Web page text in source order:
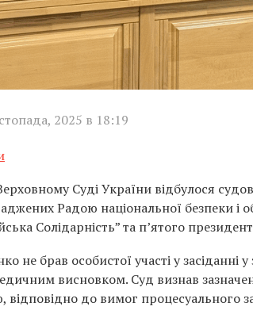
2025 в 18:19
Суді України відбулося
Радою національної безпеки
Солідарність” та п’ятого
не брав особистої участі у
висновком. Суд визнав
відповідно до вимог процесуального